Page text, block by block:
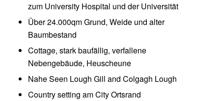
zum University Hospital und der Universität
Über 24.000qm Grund, Weide und alter
Baumbestand
Cottage, stark baufällig, verfallene
Nebengebäude, Heuscheune
Nahe Seen Lough Gill and Colgagh Lough
Country setting am City Ortsrand